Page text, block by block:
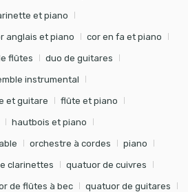
et piano
anglais et piano cor en fa et piano
flûtes duo de guitares
instrumental
et guitare flûte et piano
hautbois et piano
orchestre à cordes piano
clarinettes quatuor de cuivres
de flûtes à bec quatuor de guitares